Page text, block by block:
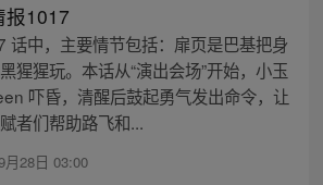
报1017
话中，主要情节包括：扉页是巴基把身
猩猩玩。本话从“演出会场”开始，小玉
吓昏，清醒后鼓起勇气发出命令，让
者们帮助路飞和...
月28日 03:00